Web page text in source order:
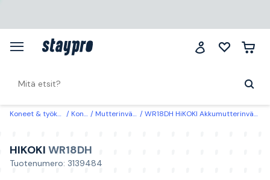
Koneet & työkalut Koneet Mutterinvääntimet WR18DH HiKOKI Akkumutterinväännin ilman akkua ja laturia
HIKOKI WR18DH
Tuotenumero: 3139484